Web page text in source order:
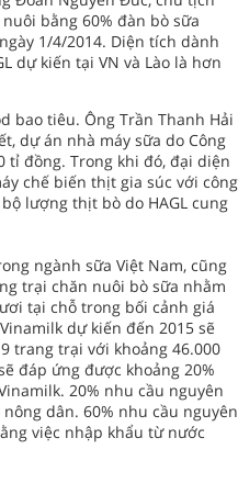
bằng 60% đàn bò sữa
1/4/2014. Diện tích dành
dự kiến tại VN và Lào là hơn
bao tiêu. Ông Trần Thanh Hải
dự án nhà máy sữa do Công
tỉ đồng. Trong khi đó, đại diện
chế biến thịt gia súc với công
lượng thịt bò do HAGL cung
ngành sữa Việt Nam, cũng
trại chăn nuôi bò sữa nhằm
tại chỗ trong bối cảnh giá
dự kiến đến 2015 sẽ
trang trại với khoảng 46.000
đáp ứng được khoảng 20%
20% nhu cầu nguyên
dân. 60% nhu cầu nguyên
việc nhập khẩu từ nước